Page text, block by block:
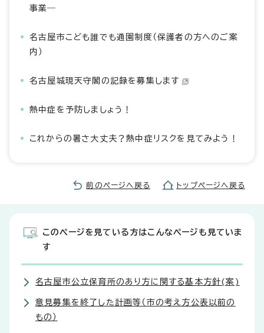
事業―
名古屋市こども誰でも通園制度（保護者の方へのご案
内）
名古屋城現天守閣の記録を募集します
熱中症を予防しましょう！
これからの暑さ大丈夫？熱中症リスクを見てみよう！
前のページへ戻る トップページへ戻る
このページを見ている方はこんなページも見ていま
す
名古屋市公立保育所のあり方に関する基本方針(案)
意見募集を終了した計画等（市の考え方公表以前の
もの）